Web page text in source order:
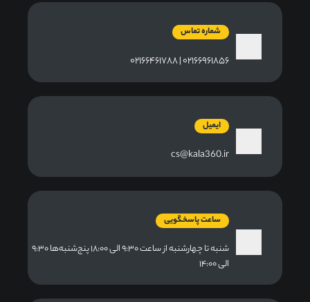
شماره تماس
۰۲۱۶۶۹۶۱۸۵۶ | ۰۲۱۶۶۴۶۱۷۸۸
ایمیل
cs@kala360.ir
ساعت پاسخگویی
شنبه تا چهارشنبه از ساعت ۹:۳۰ الی ۱۸:۰۰ پنج‌شنبه‌ها ۹:۳۰
الی ۱۴:۰۰